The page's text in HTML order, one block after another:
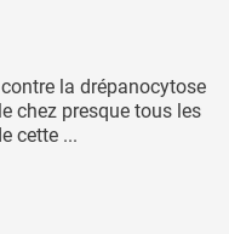
la drépanocytose
chez presque tous les
cette ...